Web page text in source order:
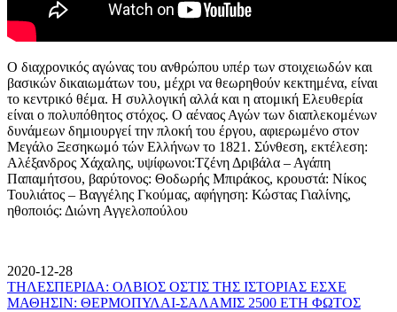
Ο διαχρονικός αγώνας του ανθρώπου υπέρ των στοιχειωδών και
βασικών δικαιωμάτων του, μέχρι να θεωρηθούν κεκτημένα, είναι
το κεντρικό θέμα. Η συλλογική αλλά και η ατομική Ελευθερία
είναι ο πολυπόθητος στόχος. Ο αέναος Αγών των διαπλεκομένων
δυνάμεων δημιουργεί την πλοκή του έργου, αφιερωμένο στον
Μεγάλο Ξεσηκωμό τών Ελλήνων το 1821. Σύνθεση, εκτέλεση:
Αλέξανδρος Χάχαλης, υψίφωνοι:Τζένη Δριβάλα – Αγάπη
Παπαμήτσου, βαρύτονος: Θοδωρής Μπιράκος, κρουστά: Νίκος
Τουλιάτος – Βαγγέλης Γκούμας, αφήγηση: Κώστας Γιαλίνης,
ηθοποιός: Διώνη Αγγελοπούλου
2020-12-28
ΤΗΛΕΣΠΕΡΙΔΑ: ΟΛΒΙΟΣ ΟΣΤΙΣ ΤΗΣ ΙΣΤΟΡΙΑΣ ΕΣΧΕ
ΜΑΘΗΣΙΝ: ΘΕΡΜΟΠΥΛΑΙ-ΣΑΛΑΜΙΣ 2500 ΕΤΗ ΦΩΤΟΣ